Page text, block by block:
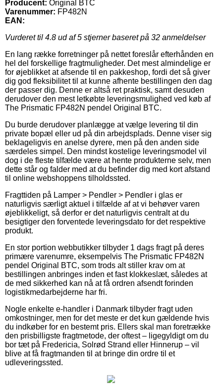
Producent: Original BTC
Varenummer: FP482N
EAN:
Vurderet til 4.8 ud af 5 stjerner baseret på 32 anmeldelser
En lang række forretninger på nettet foreslår efterhånden en
hel del forskellige fragtmuligheder. Det mest almindelige er
for øjeblikket at afsende til en pakkeshop, fordi det så giver
dig god fleksibilitet til at kunne afhente bestillingen den dag
der passer dig. Denne er altså ret praktisk, samt desuden
derudover den mest letkøbte leveringsmulighed ved køb af
The Prismatic FP482N pendel Original BTC.
Du burde derudover planlægge at vælge levering til din
private bopæl eller ud på din arbejdsplads. Denne viser sig
beklageligvis en anelse dyrere, men på den anden side
særdeles simpel. Den mindst kostelige leveringsmodel vil
dog i de fleste tilfælde være at hente produkterne selv, men
dette står og falder med at du befinder dig med kort afstand
til online webshoppens tilholdssted.
Fragttiden på Lamper > Pendler > Pendler i glas er
naturligvis særligt aktuel i tilfælde af at vi behøver varen
øjeblikkeligt, så derfor er det naturligvis centralt at du
besigtiger den forventede leveringsdato for det respektive
produkt.
En stor portion webbutikker tilbyder 1 dags fragt på deres
primære varenumre, eksempelvis The Prismatic FP482N
pendel Original BTC, som trods alt stiller krav om at
bestillingen anbringes inden et fast klokkeslæt, således at
de med sikkerhed kan nå at få ordren afsendt forinden
logistikmedarbejderne har fri.
Nogle enkelte e-handler i Danmark tilbyder fragt uden
omkostninger, men for det meste er det kun gældende hvis
du indkøber for en bestemt pris. Ellers skal man foretrække
den prisbilligste fragtmetode, der oftest – ligegyldigt om du
bor tæt på Fredericia, Solrød Strand eller Hinnerup – vil
blive at få fragtmanden til at bringe din ordre til et
udleveringssted.